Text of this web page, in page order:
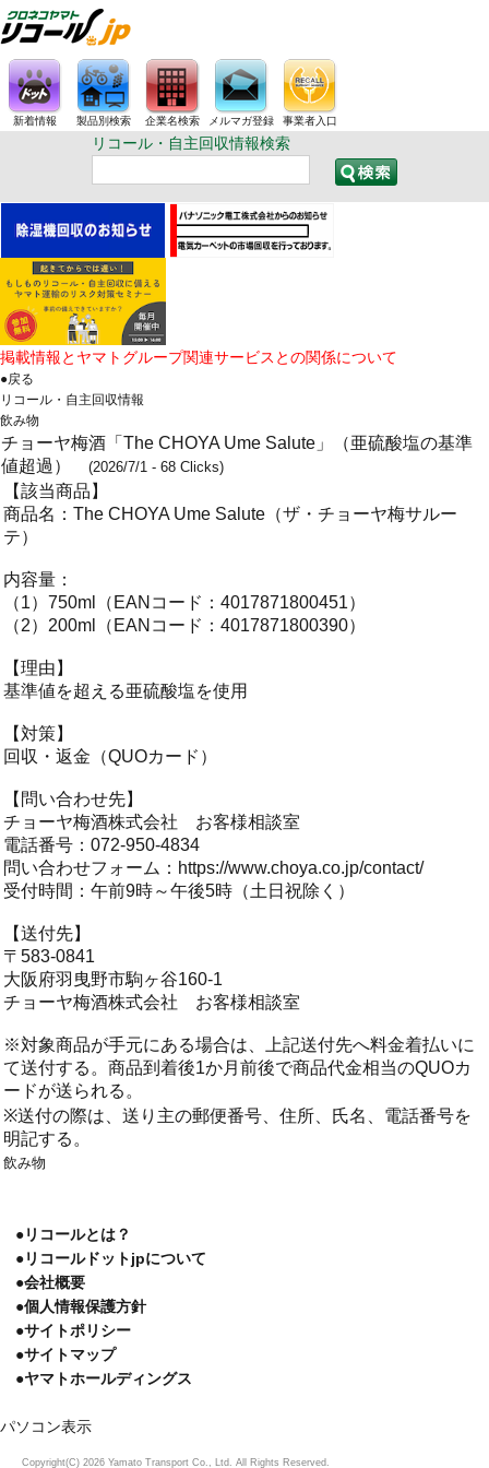
新着情報 製品別検索 企業名検索 メルマガ登録 事業者入口
リコール・自主回収情報検索
掲載情報とヤマトグループ関連サービスとの関係について
●戻る
リコール・自主回収情報
飲み物
チョーヤ梅酒「The CHOYA Ume Salute」（亜硫酸塩の基準
値超過）
(2026/7/1 - 68 Clicks)
【該当商品】
商品名：The CHOYA Ume Salute（ザ・チョーヤ梅サルー
テ）
内容量：
（1）750ml（EANコード：4017871800451）
（2）200ml（EANコード：4017871800390）
【理由】
基準値を超える亜硫酸塩を使用
【対策】
回収・返金（QUOカード）
【問い合わせ先】
チョーヤ梅酒株式会社 お客様相談室
電話番号：072-950-4834
問い合わせフォーム： https://www.choya.co.jp/contact/
受付時間：午前9時～午後5時（土日祝除く）
【送付先】
〒583-0841
大阪府羽曳野市駒ヶ谷160-1
チョーヤ梅酒株式会社 お客様相談室
※対象商品が手元にある場合は、上記送付先へ料金着払いに
て送付する。商品到着後1か月前後で商品代金相当のQUOカ
ードが送られる。
※送付の際は、送り主の郵便番号、住所、氏名、電話番号を
明記する。
飲み物
●リコールとは？
●リコールドットjpについて
●会社概要
●個人情報保護方針
●サイトポリシー
●サイトマップ
●ヤマトホールディングス
パソコン表示
Copyright(C) 2026 Yamato Transport Co., Ltd. All Rights Reserved.